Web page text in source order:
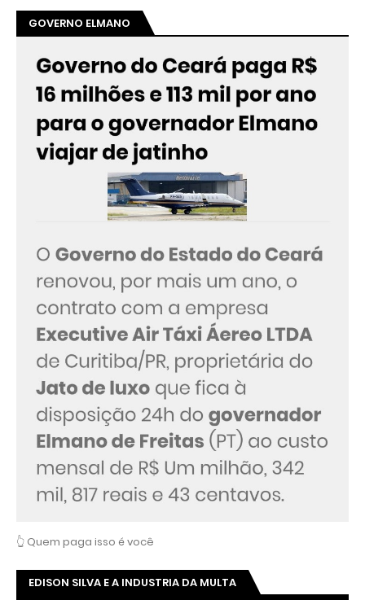
GOVERNO ELMANO
👆 Quem paga isso é você
EDISON SILVA E A INDUSTRIA DA MULTA